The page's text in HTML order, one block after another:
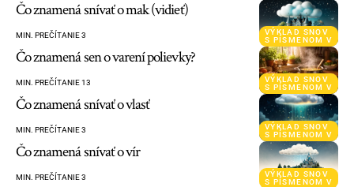
VÝKLAD SNOV
S PÍSMENOM V
Čo znamená snívať o mak (vidieť)
MIN. PREČÍTANIE 3
VÝKLAD SNOV
S PÍSMENOM V
Čo znamená sen o varení polievky?
MIN. PREČÍTANIE 13
VÝKLAD SNOV
S PÍSMENOM V
Čo znamená snívať o vlasť
MIN. PREČÍTANIE 3
VÝKLAD SNOV
S PÍSMENOM V
Čo znamená snívať o vír
MIN. PREČÍTANIE 3